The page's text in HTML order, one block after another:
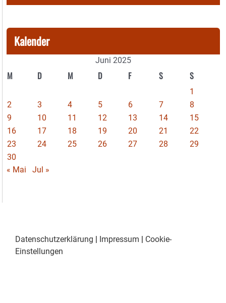
Kalender
Juni 2025
M D M D F S S
1
2
3 4 5 6 7
8
9
10 11 12 13 14
15
16
17 18 19 20 21
22
23
24 25 26 27 28
29
30
« Mai
Jul »
Datenschutzerklärung | Impressum | Cookie-
Einstellungen